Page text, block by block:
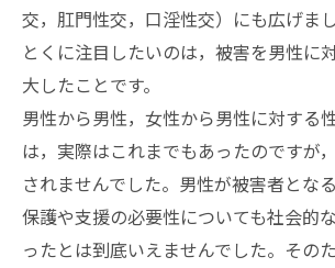
交，肛門性交，口淫性交）にも広げまし
とくに注目したいのは，被害を男性に
大したことです。
男性から男性，女性から男性に対する
は，実際はこれまでもあったのですが
されませんでした。男性が被害者とな
保護や支援の必要性についても社会的
ったとは到底いえませんでした。その